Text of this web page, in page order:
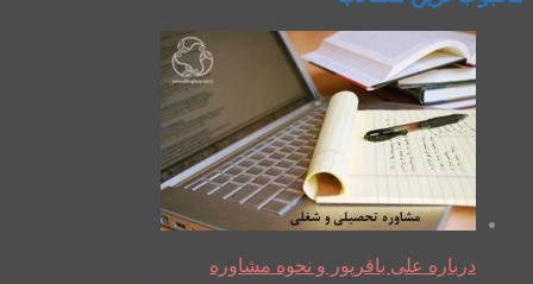
درباره علی باقرپور و نحوه مشاوره